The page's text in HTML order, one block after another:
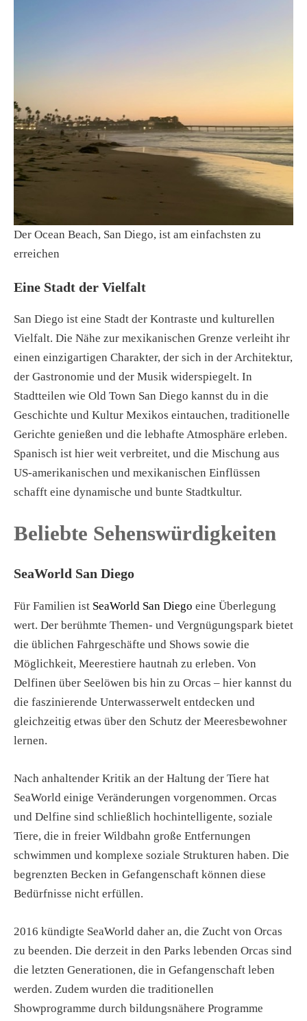
Der Ocean Beach, San Diego, ist am einfachsten zu
erreichen
Eine Stadt der Vielfalt
San Diego ist eine Stadt der Kontraste und kulturellen
Vielfalt. Die Nähe zur mexikanischen Grenze verleiht ihr
einen einzigartigen Charakter, der sich in der Architektur,
der Gastronomie und der Musik widerspiegelt. In
Stadtteilen wie Old Town San Diego kannst du in die
Geschichte und Kultur Mexikos eintauchen, traditionelle
Gerichte genießen und die lebhafte Atmosphäre erleben.
Spanisch ist hier weit verbreitet, und die Mischung aus
US-amerikanischen und mexikanischen Einflüssen
schafft eine dynamische und bunte Stadtkultur.
Beliebte Sehenswürdigkeiten
SeaWorld San Diego
Für Familien ist SeaWorld San Diego eine Überlegung
wert. Der berühmte Themen- und Vergnügungspark bietet
die üblichen Fahrgeschäfte und Shows sowie die
Möglichkeit, Meerestiere hautnah zu erleben. Von
Delfinen über Seelöwen bis hin zu Orcas – hier kannst du
die faszinierende Unterwasserwelt entdecken und
gleichzeitig etwas über den Schutz der Meeresbewohner
lernen.
Nach anhaltender Kritik an der Haltung der Tiere hat
SeaWorld einige Veränderungen vorgenommen. Orcas
und Delfine sind schließlich hochintelligente, soziale
Tiere, die in freier Wildbahn große Entfernungen
schwimmen und komplexe soziale Strukturen haben. Die
begrenzten Becken in Gefangenschaft können diese
Bedürfnisse nicht erfüllen.
2016 kündigte SeaWorld daher an, die Zucht von Orcas
zu beenden. Die derzeit in den Parks lebenden Orcas sind
die letzten Generationen, die in Gefangenschaft leben
werden. Zudem wurden die traditionellen
Showprogramme durch bildungsnähere Programme